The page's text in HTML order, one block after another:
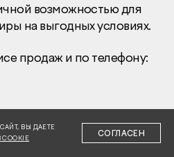
возможностью для
на выгодных условиях.
продаж и по телефону:
ВЫ ДАЕТЕ
СОГЛАСЕН